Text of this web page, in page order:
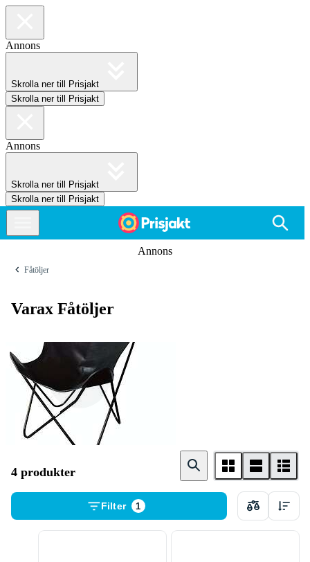
Annons
Skrolla ner till Prisjakt
Skrolla ner till Prisjakt
Annons
Skrolla ner till Prisjakt
Skrolla ner till Prisjakt
Annons
Fåtöljer
Varax Fåtöljer
4 produkter
Filter 1